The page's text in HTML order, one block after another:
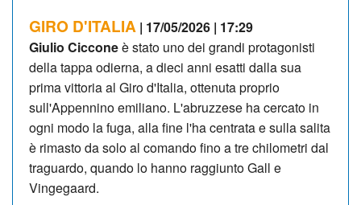
GIRO D'ITALIA | 17/05/2026 | 17:29
Giulio Cicconeè stato uno dei grandi protagonisti
della tappa odierna, a dieci anni esatti dalla sua
prima vittoria al Giro d'Italia, ottenuta proprio
sull'Appennino emiliano. L'abruzzese ha cercato in
ogni modo la fuga, alla fine l'ha centrata e sulla salita
è rimasto da solo al comando fino a tre chilometri dal
traguardo, quando lo hanno raggiunto Gall e
Vingegaard.